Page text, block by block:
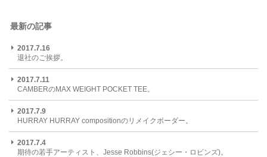
最新の記事
2017.7.16
退社のご挨拶。
2017.7.11
CAMBERのMAX WEIGHT POCKET TEE。
2017.7.9
HURRAY HURRAY compositionのリメイクボーダー。
2017.7.4
期待の若手アーティスト、Jesse Robbins(ジェシー・ロビンズ)。